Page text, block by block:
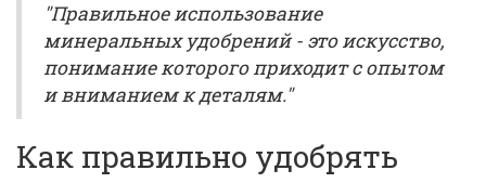
"Правильное использование
минеральных удобрений - это искусство,
понимание которого приходит с опытом
и вниманием к деталям."
Как правильно удобрять